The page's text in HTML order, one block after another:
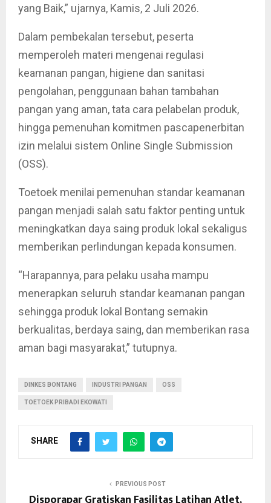
yang Baik,” ujarnya, Kamis, 2 Juli 2026.
Dalam pembekalan tersebut, peserta
memperoleh materi mengenai regulasi
keamanan pangan, higiene dan sanitasi
pengolahan, penggunaan bahan tambahan
pangan yang aman, tata cara pelabelan produk,
hingga pemenuhan komitmen pascapenerbitan
izin melalui sistem Online Single Submission
(OSS).
Toetoek menilai pemenuhan standar keamanan
pangan menjadi salah satu faktor penting untuk
meningkatkan daya saing produk lokal sekaligus
memberikan perlindungan kepada konsumen.
“Harapannya, para pelaku usaha mampu
menerapkan seluruh standar keamanan pangan
sehingga produk lokal Bontang semakin
berkualitas, berdaya saing, dan memberikan rasa
aman bagi masyarakat,” tutupnya.
DINKES BONTANG INDUSTRI PANGAN OSS
TOETOEK PRIBADI EKOWATI
SHARE
PREVIOUS POST